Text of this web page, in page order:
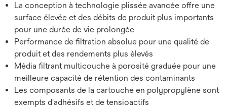
La conception à technologie plissée avancée offre une
surface élevée et des débits de produit plus importants
pour une durée de vie prolongée
Performance de filtration absolue pour une qualité de
produit et des rendements plus élevés
Média filtrant multicouche à porosité graduée pour une
meilleure capacité de rétention des contaminants
Les composants de la cartouche en polypropylène sont
exempts d'adhésifs et de tensioactifs